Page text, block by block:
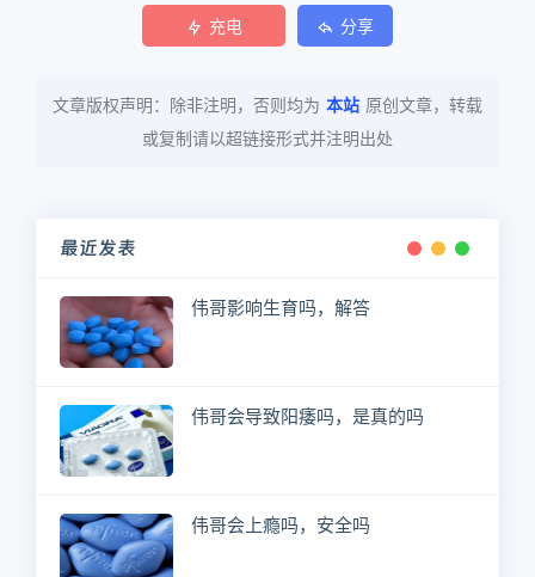
充电 分享
文章版权声明：除非注明，否则均为 本站 原创文章，转载
或复制请以超链接形式并注明出处
最近发表
伟哥影响生育吗，解答
伟哥会导致阳痿吗，是真的吗
伟哥会上瘾吗，安全吗